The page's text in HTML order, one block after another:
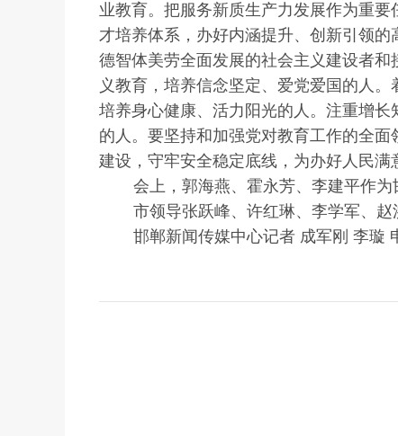
业教育。把服务新质生产力发展作为重
才培养体系，办好内涵提升、创新引领
德智体美劳全面发展的社会主义建设者
义教育，培养信念坚定、爱党爱国的人
培养身心健康、活力阳光的人。注重增
的人。要坚持和加强党对教育工作的全
建设，守牢安全稳定底线，为办好人民满
会上，郭海燕、霍永芳、李建平作为
市领导张跃峰、许红琳、李学军、赵
邯郸新闻传媒中心记者 成军刚 李璇